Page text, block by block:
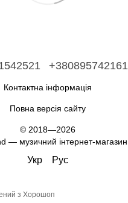
+380895742161
Контактна інформація
Повна версія сайту
© 2018—2026
— музичний інтернет-магазин
Укр Рус
з Хорошоп